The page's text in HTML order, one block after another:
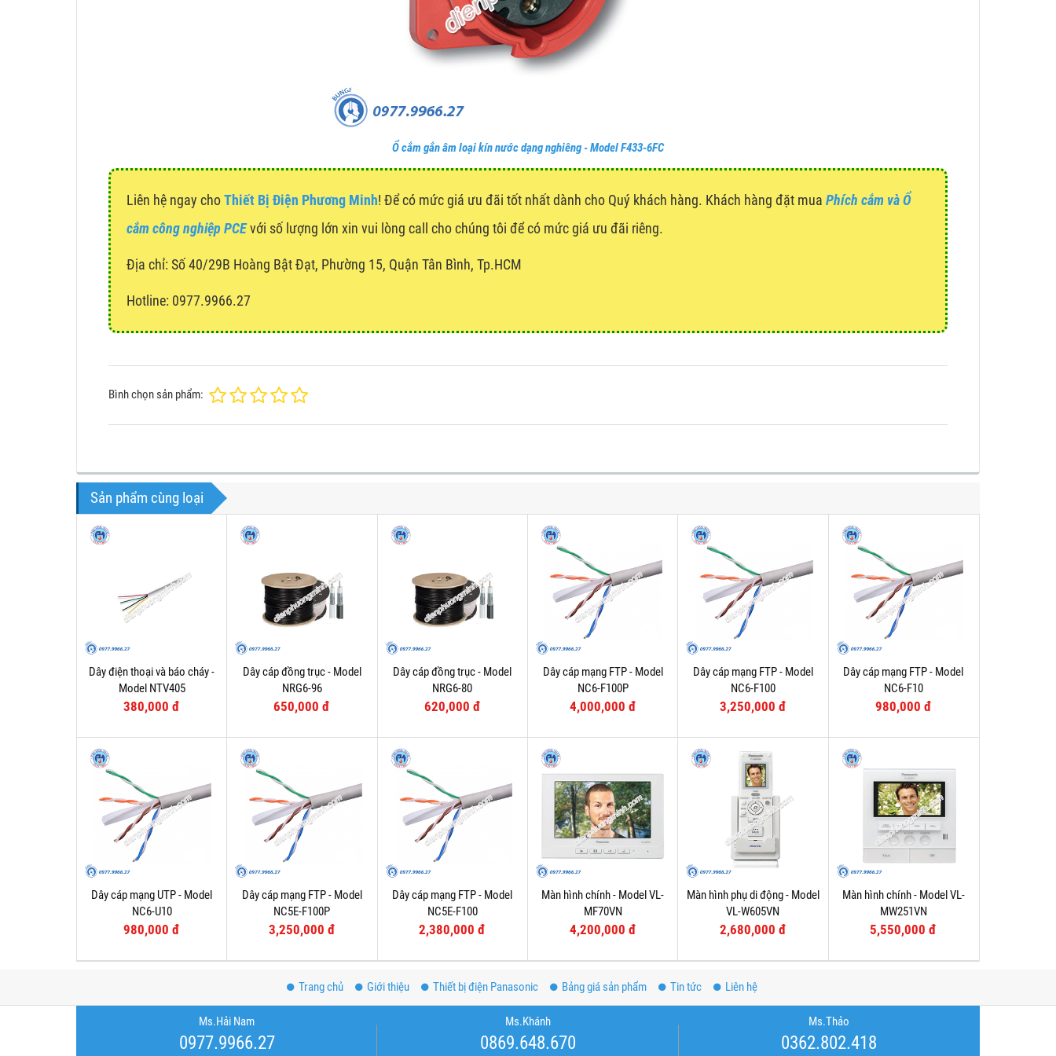
Ổ cắm gắn âm loại kín nước dạng nghiêng - Model F433-6FC
Liên hệ ngay choThiết Bị Điện Phương Minh! Để có mức giá ưu đãi tốt nhất dành cho Quý khách hàng. Khách hàng đặt mua Phích cắm và Ổ
cắm công nghiệp PCEvới số lượng lớn xin vui lòng call cho chúng tôi để có mức giá ưu đãi riêng.
Địa chỉ: Số 40/29B Hoàng Bật Đạt, Phường 15, Quận Tân Bình, Tp.HCM
Hotline: 0977.9966.27
Bình chọn sản phẩm:
Sản phẩm cùng loại
Dây điện thoại và báo cháy -
Model NTV405
380,000 đ
Dây cáp đồng trục - Model
NRG6-96
650,000 đ
Dây cáp đồng trục - Model
NRG6-80
620,000 đ
Dây cáp mạng FTP - Model
NC6-F100P
4,000,000 đ
Dây cáp mạng FTP - Model
NC6-F100
3,250,000 đ
Dây cáp mạng FTP - Model
NC6-F10
980,000 đ
Dây cáp mạng UTP - Model
NC6-U10
980,000 đ
Dây cáp mạng FTP - Model
NC5E-F100P
3,250,000 đ
Dây cáp mạng FTP - Model
NC5E-F100
2,380,000 đ
Màn hình chính - Model VL-
MF70VN
4,200,000 đ
Màn hình phụ di động - Model
VL-W605VN
2,680,000 đ
Màn hình chính - Model VL-
MW251VN
5,550,000 đ
Trang chủ Giới thiệu Thiết bị điện Panasonic Bảng giá sản phẩm Tin tức Liên hệ
Ms.Hải Nam
0977.9966.27
Ms.Khánh
0869.648.670
Ms.Thảo
0362.802.418